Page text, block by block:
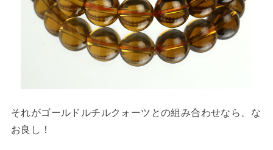
それがゴールドルチルクォーツとの組み合わせなら、な
お良し！